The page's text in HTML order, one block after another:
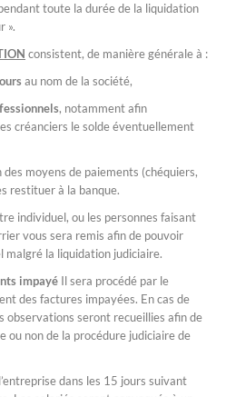
toute la durée de la liquidation
».
consistent, de manière générale à :
au nom de la société,
, notamment afin
créanciers le solde éventuellement
moyens de paiements (chéquiers,
restituer à la banque.
individuel, ou les personnes faisant
vous sera remis afin de pouvoir
malgré la liquidation judiciaire.
impayé Il sera procédé par le
des factures impayées. En cas de
observations seront recueillies afin de
ou non de la procédure judiciaire de
dans les 15 jours suivant